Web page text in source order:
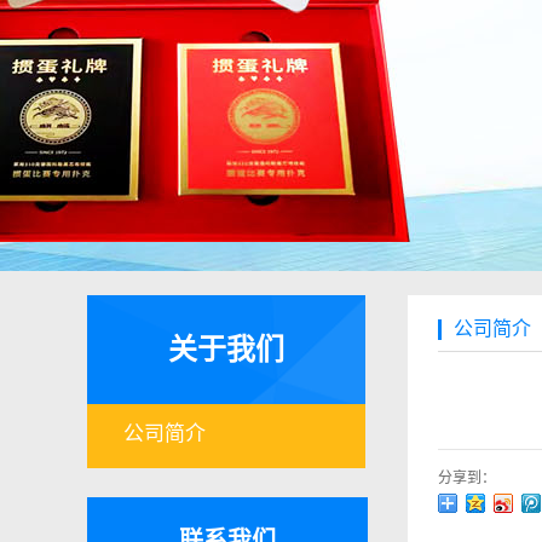
关于我们
公司简介
公司简介
分享到：